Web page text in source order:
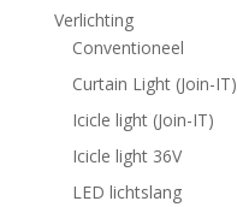
Verlichting
Conventioneel
Curtain Light (Join-IT)
Icicle light (Join-IT)
Icicle light 36V
LED lichtslang